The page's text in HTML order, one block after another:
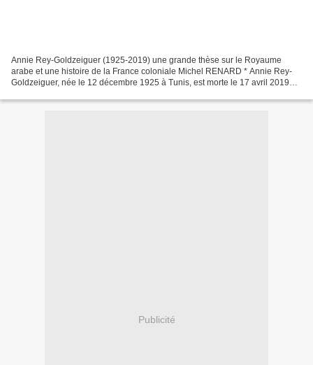
Annie Rey-Goldzeiguer (1925-2019) une grande thèse sur le Royaume
arabe et une histoire de la France coloniale Michel RENARD * Annie Rey-
Goldzeiguer, née le 12 décembre 1925 à Tunis, est morte le 17 avril 2019
Publicité